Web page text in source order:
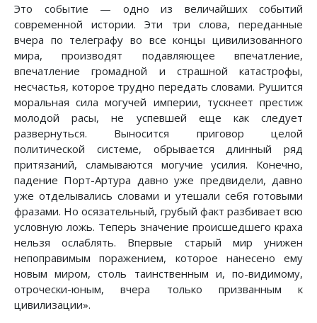
Это событие — одно из величайших событий
современной истории. Эти три слова, переданные
вчера по телеграфу во все концы цивилизованного
мира, производят подавляющее впечатление,
впечатление громадной и страшной катастрофы,
несчастья, которое трудно передать словами. Рушится
моральная сила могучей империи, тускнеет престиж
молодой расы, не успевшей еще как следует
развернуться. Выносится приговор целой
политической системе, обрывается длинный ряд
притязаний, сламываются могучие усилия. Конечно,
падение Порт-Артура давно уже предвидели, давно
уже отделывались словами и утешали себя готовыми
фразами. Но осязательный, грубый факт разбивает всю
условную ложь. Теперь значение происшедшего краха
нельзя ослаблять. Впервые старый мир унижен
непоправимым поражением, которое нанесено ему
новым миром, столь таинственным и, по-видимому,
отрочески-юным, вчера только призванным к
цивилизации».